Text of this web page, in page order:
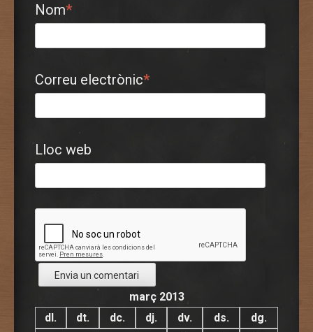
Nom*
Correu electrònic*
Lloc web
març 2013
dl.
dt. dc. dj. dv. ds. dg.